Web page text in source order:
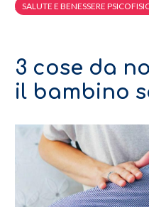
SALUTE E BENESSERE
27 Luglio 2018
3 cose da
il bambino